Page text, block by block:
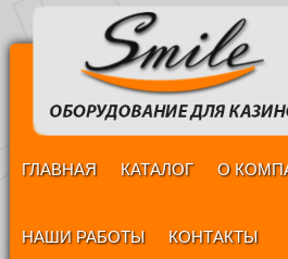
ГЛАВНАЯ КАТАЛОГ О
НАШИ РАБОТЫ КОНТАКТЫ